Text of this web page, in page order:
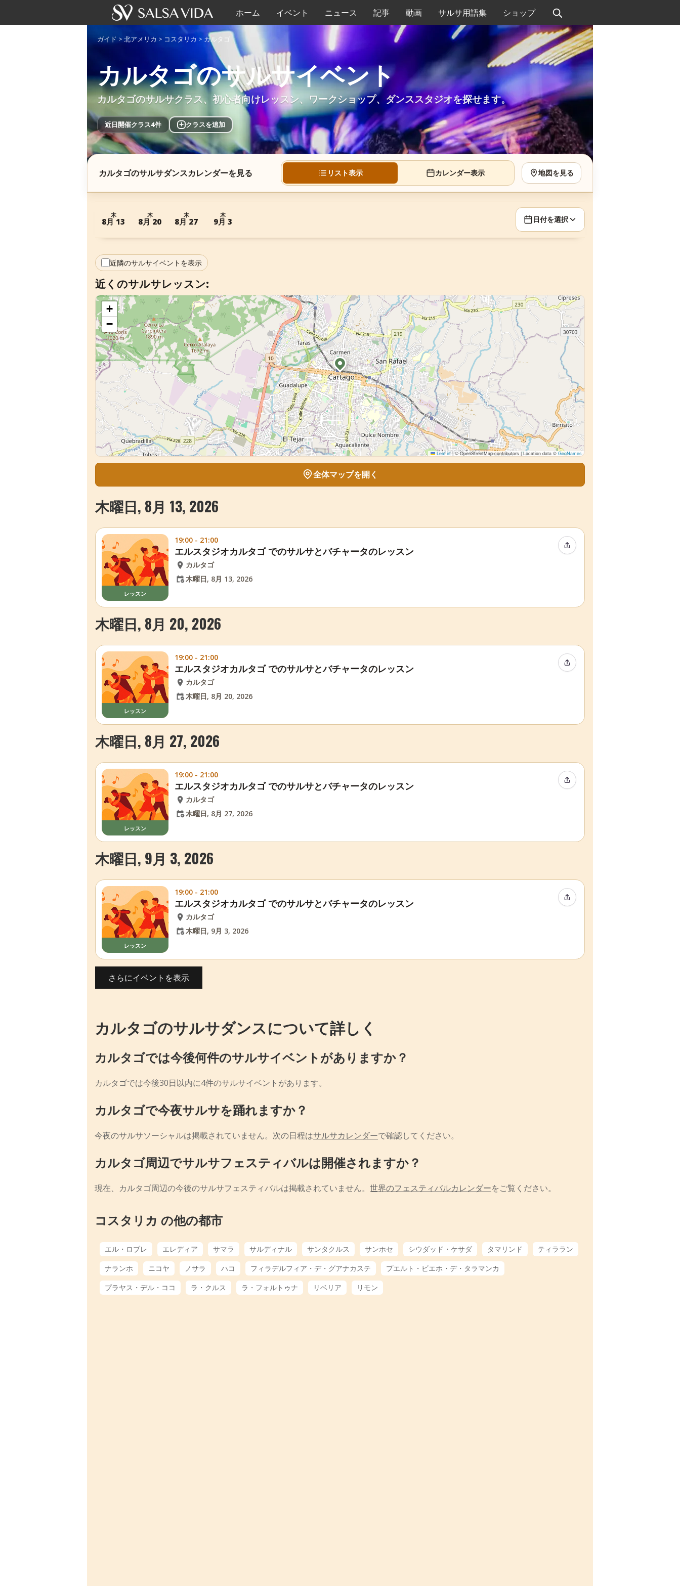
ホーム イベント ニュース 記事 動画 サルサ用語集 ショップ
ガイド > 北アメリカ > コスタリカ > カルタゴ
カルタゴのサルサイベント
カルタゴのサルサクラス、初心者向けレッスン、ワークショップ、ダンススタジオを探せます。
近日開催クラス4件 + クラスを追加
カルタゴのサルサダンスカレンダーを見る リスト表示 カレンダー表示 地図を見る
木
8月 13
木
8月 20
木
8月 27
木
9月 3 日付を選択
近隣のサルサイベントを表示
近くのサルサレッスン:
+
−
Leaflet |© OpenStreetMap contributors | Location data ©GeoNames
全体マップを開く
木曜日, 8月 13, 2026
レッスン
19:00 - 21:00
エルスタジオカルタゴ でのサルサとバチャータのレッスン
カルタゴ
木曜日, 8月 13, 2026
イベントをシェア
木曜日, 8月 20, 2026
レッスン
19:00 - 21:00
エルスタジオカルタゴ でのサルサとバチャータのレッスン
カルタゴ
木曜日, 8月 20, 2026
イベントをシェア
木曜日, 8月 27, 2026
レッスン
19:00 - 21:00
エルスタジオカルタゴ でのサルサとバチャータのレッスン
カルタゴ
木曜日, 8月 27, 2026
イベントをシェア
木曜日, 9月 3, 2026
レッスン
19:00 - 21:00
エルスタジオカルタゴ でのサルサとバチャータのレッスン
カルタゴ
木曜日, 9月 3, 2026
イベントをシェア
さらにイベントを表示
カルタゴのサルサダンスについて詳しく
カルタゴでは今後何件のサルサイベントがありますか？
カルタゴでは今後30日以内に4件のサルサイベントがあります。
カルタゴで今夜サルサを踊れますか？
今夜のサルサソーシャルは掲載されていません。次の日程はサルサカレンダーで確認してください。
カルタゴ周辺でサルサフェスティバルは開催されますか？
現在、カルタゴ周辺の今後のサルサフェスティバルは掲載されていません。 世界のフェスティバルカレンダーをご覧ください。
コスタリカ の他の都市
エル・ロブレ エレディア サマラ サルディナル サンタクルス サンホセ シウダッド・ケサダ タマリンド
ティララン
ナランホ
ニコヤ ノサラ ハコ フィラデルフィア・デ・グアナカステ
プエルト・ビエホ・デ・タラマンカ
プラヤス・デル・ココ
ラ・クルス ラ・フォルトゥナ リベリア リモン